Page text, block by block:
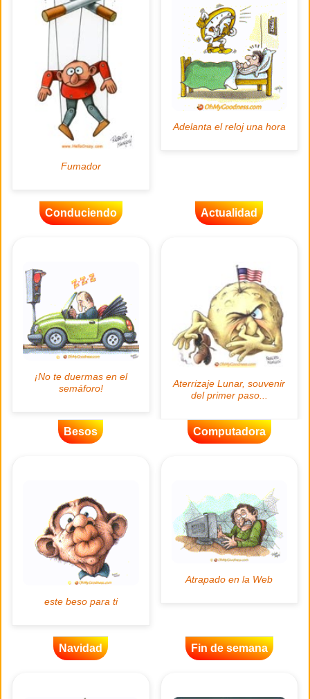
Conduciendo Actualidad
Besos Computadora
Navidad Fin de semana